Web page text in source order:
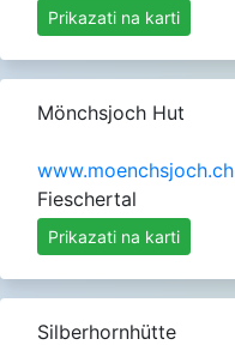
Prikazati na karti
Mönchsjoch Hut
www.moenchsjoch.ch
Fieschertal
Prikazati na karti
Silberhornhütte